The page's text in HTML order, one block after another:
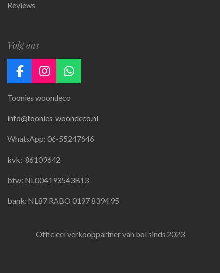
Reviews
Volg ons
F
c
b
o
k
I
s
a
g
a
W
a
s
A
Toonies woondeco
info@toonies-woondeco.nl
WhatsApp: 06-55247646
kvk: 86109642
btw: NL004193543B13
bank: NL87 RABO 0197 8394 95
Officieel verkooppartner van bol sinds 2023